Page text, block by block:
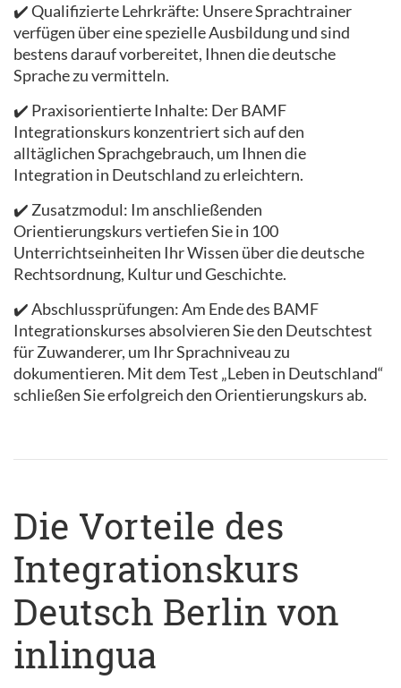
✔️ Qualifizierte Lehrkräfte: Unsere Sprachtrainer
verfügen über eine spezielle Ausbildung und sind
bestens darauf vorbereitet, Ihnen die deutsche
Sprache zu vermitteln.
✔️ Praxisorientierte Inhalte: Der BAMF
Integrationskurs konzentriert sich auf den
alltäglichen Sprachgebrauch, um Ihnen die
Integration in Deutschland zu erleichtern.
✔️ Zusatzmodul: Im anschließenden
Orientierungskurs vertiefen Sie in 100
Unterrichtseinheiten Ihr Wissen über die deutsche
Rechtsordnung, Kultur und Geschichte.
✔️ Abschlussprüfungen: Am Ende des BAMF
Integrationskurses absolvieren Sie den Deutschtest
für Zuwanderer, um Ihr Sprachniveau zu
dokumentieren. Mit dem Test „Leben in Deutschland“
schließen Sie erfolgreich den Orientierungskurs ab.
Die Vorteile des
Integrationskurs
Deutsch Berlin von
inlingua